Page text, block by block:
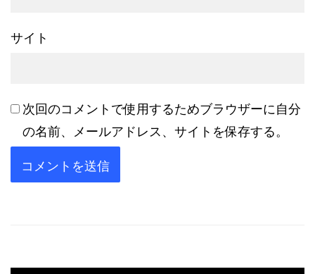
サイト
次回のコメントで使用するためブラウザーに自分
の名前、メールアドレス、サイトを保存する。